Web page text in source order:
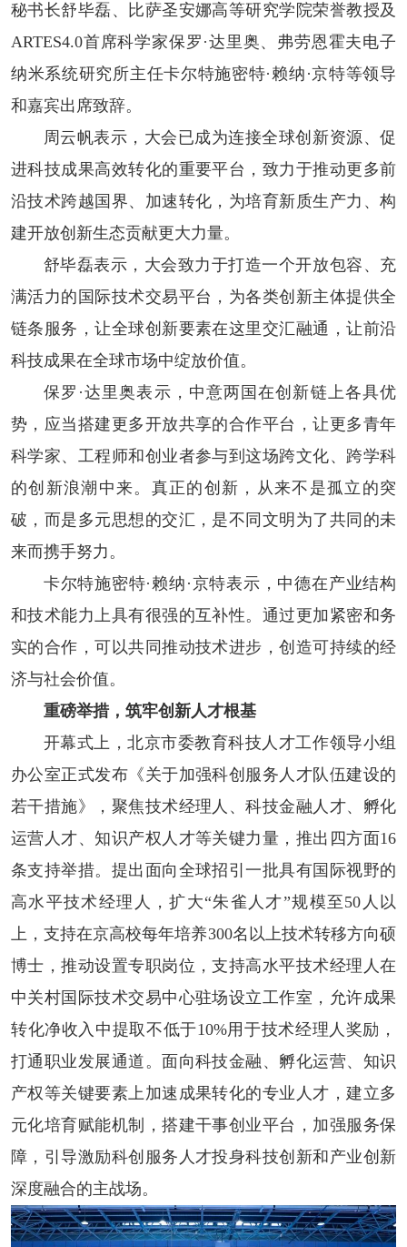
秘书长舒毕磊、比萨圣安娜高等研究学院荣誉教授及
ARTES4.0首席科学家保罗·达里奥、弗劳恩霍夫电子
纳米系统研究所主任卡尔特施密特·赖纳·京特等领导
和嘉宾出席致辞。
周云帆表示，大会已成为连接全球创新资源、促
进科技成果高效转化的重要平台，致力于推动更多前
沿技术跨越国界、加速转化，为培育新质生产力、构
建开放创新生态贡献更大力量。
舒毕磊表示，大会致力于打造一个开放包容、充
满活力的国际技术交易平台，为各类创新主体提供全
链条服务，让全球创新要素在这里交汇融通，让前沿
科技成果在全球市场中绽放价值。
保罗·达里奥表示，中意两国在创新链上各具优
势，应当搭建更多开放共享的合作平台，让更多青年
科学家、工程师和创业者参与到这场跨文化、跨学科
的创新浪潮中来。真正的创新，从来不是孤立的突
破，而是多元思想的交汇，是不同文明为了共同的未
来而携手努力。
卡尔特施密特·赖纳·京特表示，中德在产业结构
和技术能力上具有很强的互补性。通过更加紧密和务
实的合作，可以共同推动技术进步，创造可持续的经
济与社会价值。
重磅举措，筑牢创新人才根基
开幕式上，北京市委教育科技人才工作领导小组
办公室正式发布《关于加强科创服务人才队伍建设的
若干措施》，聚焦技术经理人、科技金融人才、孵化
运营人才、知识产权人才等关键力量，推出四方面16
条支持举措。提出面向全球招引一批具有国际视野的
高水平技术经理人，扩大“朱雀人才”规模至50人以
上，支持在京高校每年培养300名以上技术转移方向硕
博士，推动设置专职岗位，支持高水平技术经理人在
中关村国际技术交易中心驻场设立工作室，允许成果
转化净收入中提取不低于10%用于技术经理人奖励，
打通职业发展通道。面向科技金融、孵化运营、知识
产权等关键要素上加速成果转化的专业人才，建立多
元化培育赋能机制，搭建干事创业平台，加强服务保
障，引导激励科创服务人才投身科技创新和产业创新
深度融合的主战场。